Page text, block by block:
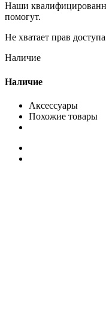
Наши
помогут.
Не хватает прав
Наличие
Наличие
Аксессуары
Похожие товары